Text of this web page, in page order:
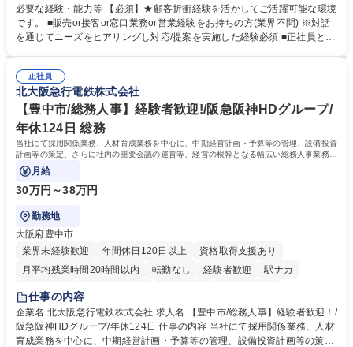
ーション、お客様対応 ■窓口にて、ご来店された個人のお客様に対して金
融商品のご提案 ■効率的な事務運用の検討・構築等 ≪業務紹介：ご応募前
に必ずご覧ください≫ ※記事 https://www.mysite.bk.mufg.jp/career/circle/
必要な経験・能力等 【必須】★顧客折衝経験を活かしてご活躍可能な環境
です。 ■販売or接客or窓口業務or営業経験をお持ちの方(業界不問) ※対話
を通じてニーズをヒアリングし対応/提案を実施した経験必須 ■正社員とし
るので安心して入行いただけます。 幅広いキャリアの選択肢があり、公募
や社内副業等を活用し、 一人ひとりが挑戦できるカルチャーが浸透してい
ます。 学歴・資格 学歴：大学院 大学 高専 短大 専修学校 高校 語学力：
資格：
正社員
北大阪急行電鉄株式会社
【豊中市/総務人事】経験者歓迎!/阪急阪神HDグループ/
年休124日 総務
当社にて採用関係業務、人材育成業務を中心に、中期経営計画・予算等の管理、設備投資
計画等の策定、さらに社内の重要会議の運営等、経営の根幹となる幅広い総務人事業務全
般を担当していただきます。
月給
30万円～38万円
勤務地
大阪府豊中市
業界未経験歓迎
年間休日120日以上
資格取得支援あり
月平均残業時間20時間以内
転勤なし 経験者歓迎
駅ナカ
退職金あり
土日祝休み
服装自由 昼食補助あり 食事補助あり
仕事の内容
企業名 北大阪急行電鉄株式会社 求人名 【豊中市/総務人事】経験者歓迎！/
阪急阪神HDグループ/年休124日 仕事の内容 当社にて採用関係業務、人材
育成業務を中心に、中期経営計画・予算等の管理、設備投資計画等の策